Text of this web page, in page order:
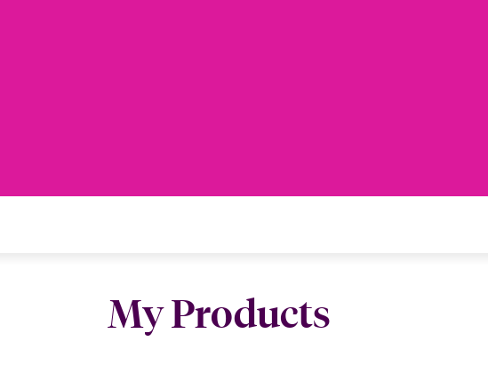
My Products